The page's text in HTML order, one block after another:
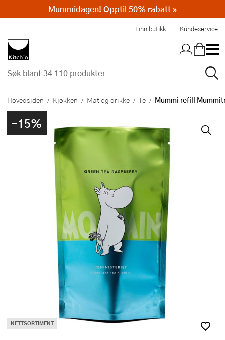
Finn butikk Kundeservice
Hovedsiden Kjøkken Mat og drikke Te Mummi refill
-15%
NETTSORTIMENT
Mummidagen! Opptil 50% rabatt »